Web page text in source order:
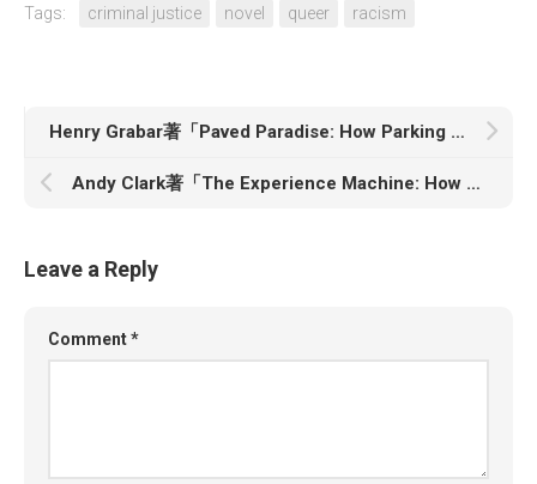
Tags: criminal justice novel queer racism
Henry Grabar著「Paved Paradise: How Parking Explains the World」
Andy Clark著「The Experience Machine: How Our Minds Predict and Shape Reality」
Leave a Reply
Comment*